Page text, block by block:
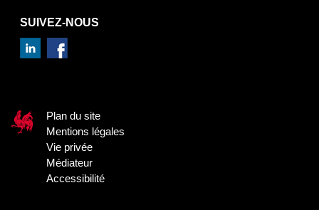
SUIVEZ-NOUS
Plan du site
Mentions légales
Vie privée
Médiateur
Accessibilité